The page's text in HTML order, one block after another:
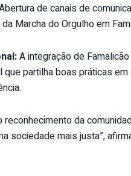
de canais de
Marcha do Orgulho em
A integração de
partilha boas práticas
reconhecimento da
sociedade mais justa”,